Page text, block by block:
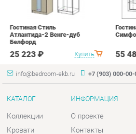
info@bedroom-ekb.ru +7 (903) 000-00-00
КАТАЛОГ
Матрасы
Шкафы
Тумбы
Зеркала
ИНФОРМАЦИЯ
О проекте
Дизайн
Скидки и Акции
Политика
Гарантия